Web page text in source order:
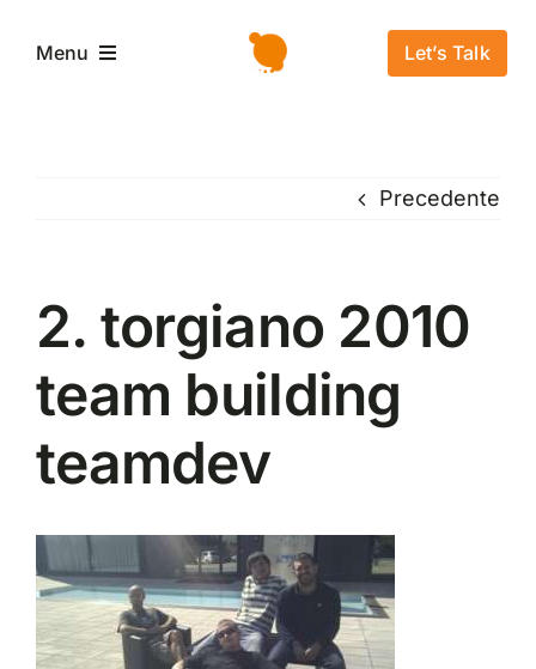
Menu
Servizi e Soluzioni
Settori
Storie di successo
News
Let’s Talk
Precedente
2. torgiano 2010
team building
teamdev